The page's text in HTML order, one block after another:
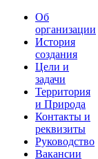
Об
организации
История
создания
Цели и
задачи
Территория
и Природа
Контакты и
реквизиты
Руководство
Вакансии